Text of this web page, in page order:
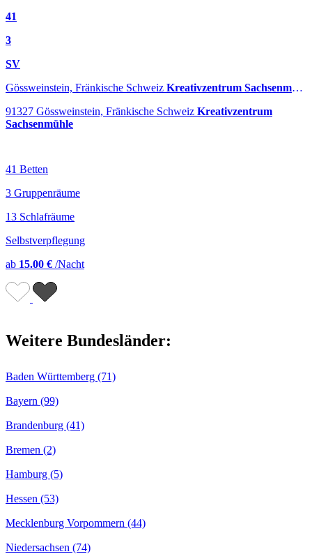
41
3
SV
Gössweinstein, Fränkische Schweiz Kreativzentrum Sachsenmühle
91327 Gössweinstein, Fränkische Schweiz Kreativzentrum
Sachsenmühle
41 Betten
3 Gruppenräume
13 Schlafräume
Selbstverpflegung
ab 15.00 € /Nacht
Weitere Bundesländer:
Baden Württemberg (71)
Bayern (99)
Brandenburg (41)
Bremen (2)
Hamburg (5)
Hessen (53)
Mecklenburg Vorpommern (44)
Niedersachsen (74)